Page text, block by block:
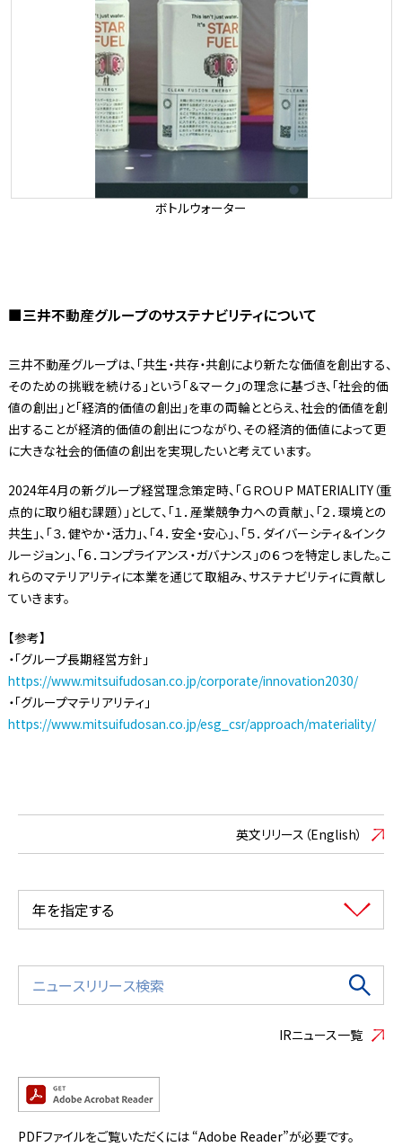
ボトルウォーター
■三井不動産グループのサステナビリティについて
三井不動産グループは、「共生・共存・共創により新たな価値を創出する、
そのための挑戦を続ける」という「＆マーク」の理念に基づき、「社会的価
値の創出」と「経済的価値の創出」を車の両輪ととらえ、社会的価値を創
出することが経済的価値の創出につながり、その経済的価値によって更
に大きな社会的価値の創出を実現したいと考えています。
2024年4月の新グループ経営理念策定時、「ＧＲＯＵＰ MATERIALITY（重
点的に取り組む課題）」として、「１．産業競争力への貢献」、「２．環境との
共生」、「３．健やか・活力」、「４．安全・安心」、「５．ダイバーシティ＆インク
ルージョン」、「６．コンプライアンス・ガバナンス」の６つを特定しました。こ
れらのマテリアリティに本業を通じて取組み、サステナビリティに貢献し
ていきます。
【参考】
・「グループ長期経営方針」
https://www.mitsuifudosan.co.jp/corporate/innovation2030/
・「グループマテリアリティ」
https://www.mitsuifudosan.co.jp/esg_csr/approach/materiality/
英文リリース（English）
年を指定する
IRニュース一覧
PDFファイルをご覧いただくには “Adobe Reader”が必要です。